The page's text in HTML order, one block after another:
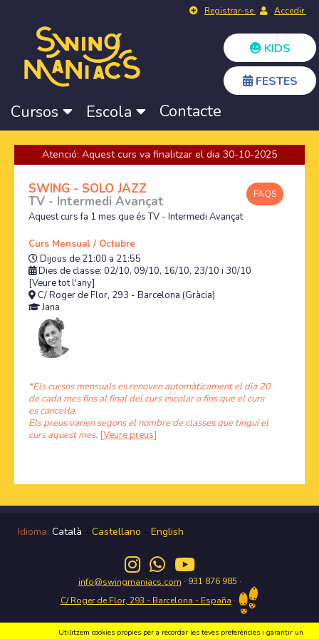
Registrar-se Accedir
KIDS
FESTES
Cursos Escola Contacte
Atenció: Aquest curs va finalitzar el dia 30-10-2025
FAQS
SWING - SOLO JAZZ
TV - Intermedi Avançat
Aquest curs fa 1 mes que és TV - Intermedi Avançat
Curs Mensual / Octubre
Dijous de 21:00 a 21:55
Dies de classe: 02/10, 09/10, 16/10, 23/10 i 30/10
[Veure tot l'any]
C/ Roger de Flor, 293 - Barcelona (Gràcia)
Jana
*Els cursos mensuals es renoven automàticament el dia 20
de cada mes fins al final del curs escolar o fins que el curs
es cancel·la.
Els preus varien segons el nombre de classes que tingui el
curs aquest mes. [Veure preus]
Idioma: Català - Castellano - English
info@swingmaniacs.com · 931 876 985 ·
C/ Roger de Flor, 293 - Barcelona - España ·
Utilitzem cookies propies per a recordar les teves preferències i garantir un